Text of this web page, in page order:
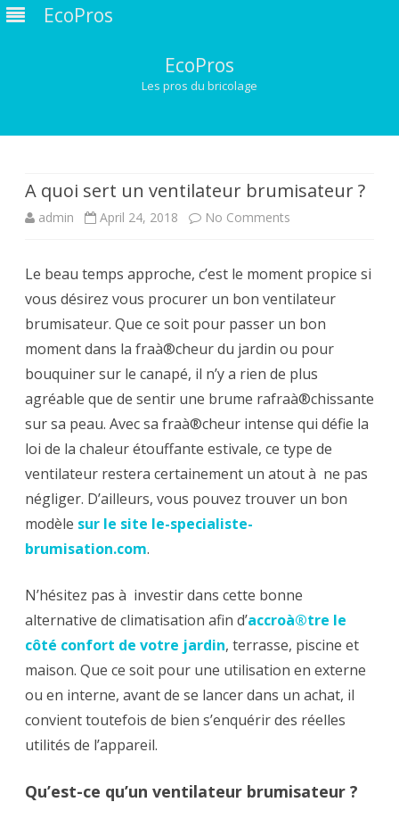
EcoPros
EcoPros
Les pros du bricolage
A quoi sert un ventilateur brumisateur ?
admin April 24, 2018 No Comments
quoi
sert
ventilateur
brumisateur
?
Le beau temps approche, c’est le moment propice si
vous désirez vous procurer un bon ventilateur
brumisateur. Que ce soit pour passer un bon
moment dans la fraà®cheur du jardin ou pour
bouquiner sur le canapé, il n’y a rien de plus
agréable que de sentir une brume rafraà®chissante
sur sa peau. Avec sa fraà®cheur intense qui défie la
loi de la chaleur étouffante estivale, ce type de
ventilateur restera certainement un atout à ne pas
négliger. D’ailleurs, vous pouvez trouver un bon
modèle sur le site le-specialiste-
brumisation.com.
N’hésitez pas à investir dans cette bonne
alternative de climatisation afin d’accroà®tre le
côté confort de votre jardin, terrasse, piscine et
maison. Que ce soit pour une utilisation en externe
ou en interne, avant de se lancer dans un achat, il
convient toutefois de bien s’enquérir des réelles
utilités de l’appareil.
Qu’est-ce qu’un ventilateur brumisateur ?